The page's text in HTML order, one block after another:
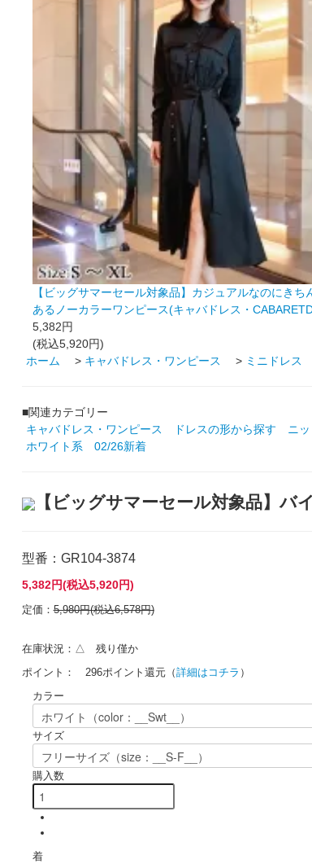
【ビッグサマーセール対象品】カジュアルなのにきち
あるノーカラーワンピース(キャバドレス・
5,382円
(税込5,920円)
ホーム
> キャバドレス・ワンピース > ミニドレス
■関連カテゴリー
キャバドレス・ワンピース
ドレスの形から探す ニ
ホワイト系
02/26新着
【ビッグサマーセール対象品】バ
型番：GR104-3874
5,382円(税込5,920円)
定価：5,980円(税込6,578円)
在庫状況：△ 残り僅か
ポイント： 296ポイント還元（詳細はコチラ ）
カラー
サイズ
購入数
着